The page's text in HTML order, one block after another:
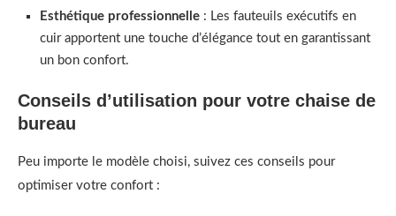
Esthétique professionnelle : Les fauteuils exécutifs en
cuir apportent une touche d’élégance tout en garantissant
un bon confort.
Conseils d’utilisation pour votre chaise de
bureau
Peu importe le modèle choisi, suivez ces conseils pour
optimiser votre confort :